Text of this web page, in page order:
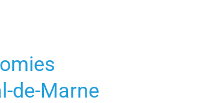
de-Marne